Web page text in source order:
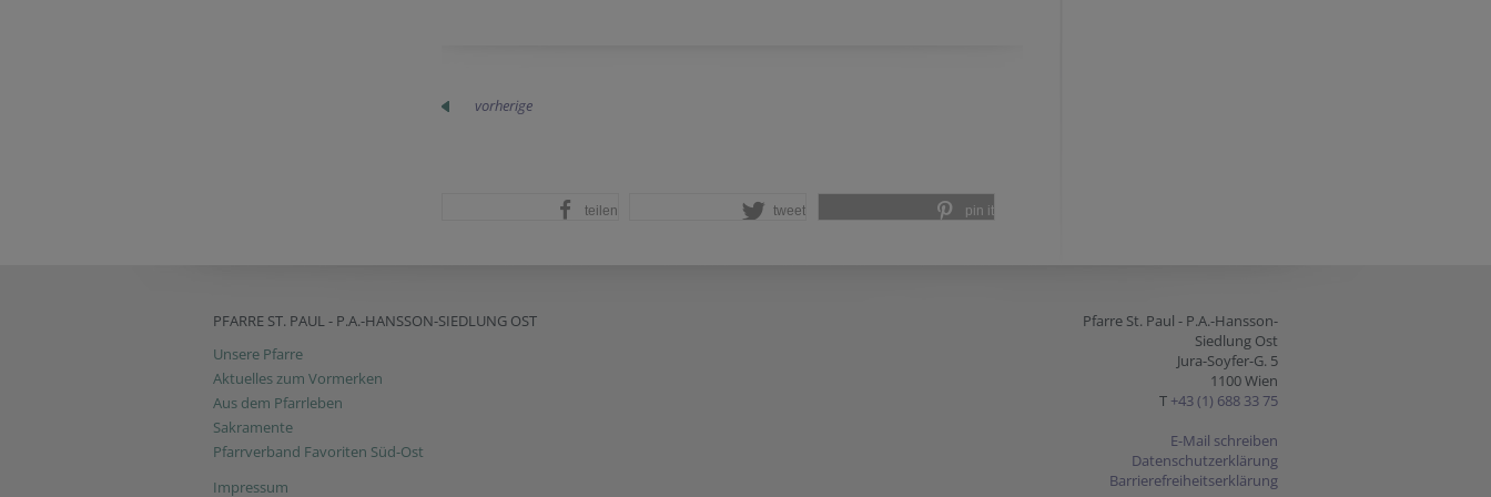
vorherige
teilen tweet pin it
PFARRE ST. PAUL - P.A.-HANSSON-SIEDLUNG OST
Unsere Pfarre
Aktuelles zum Vormerken
Aus dem Pfarrleben
Sakramente
Pfarrverband Favoriten Süd-Ost
Impressum
Pfarre St. Paul - P.A.-Hansson-
Siedlung Ost
Jura-Soyfer-G. 5
1100 Wien
T +43 (1) 688 33 75
E-Mail schreiben
Datenschutzerklärung
Barrierefreiheitserklärung